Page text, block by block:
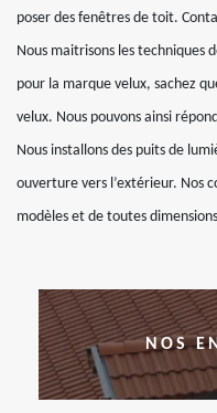
poser des fenêtres de toit.
Nous maitrisons les techniques
pour la marque velux, sachez
velux. Nous pouvons ainsi
Nous installons des puits de
ouverture vers l’extérieur. Nos
modèles et de toutes
NOS